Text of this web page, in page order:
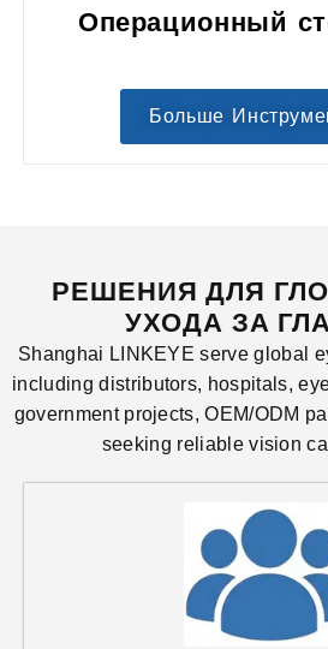
Операционный
Больше
РЕШЕНИЯ ДЛЯ
УХОДА ЗА
Shanghai LINKEYE serve global
including distributors, hospitals,
government projects, OEM/ODM
seeking reliable vision